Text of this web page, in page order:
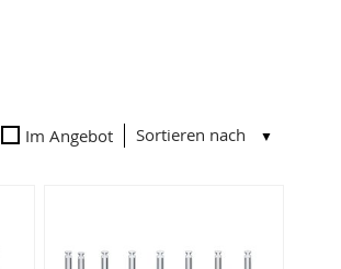
Im Angebot Sortieren nach